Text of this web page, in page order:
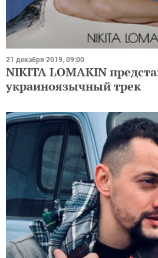
21 декабря 2019, 09:00
NIKITA LOMAKIN
украиноязычный трек